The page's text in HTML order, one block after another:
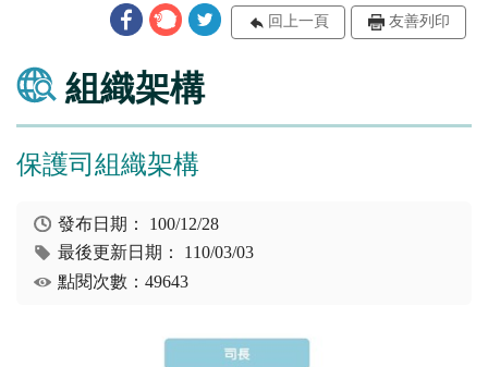
回上一頁 友善列印
組織架構
保護司組織架構
發布日期： 100/12/28
最後更新日期： 110/03/03
點閱次數：49643